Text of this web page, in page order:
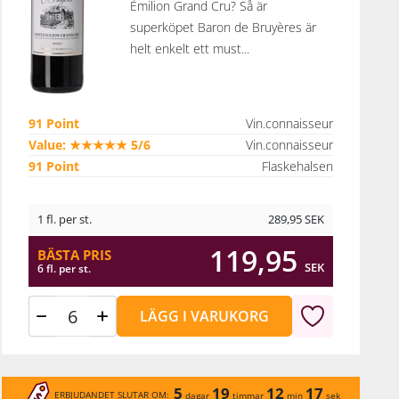
Émilion Grand Cru? Så är
superköpet Baron de Bruyères är
helt enkelt ett must...
91 Point
Vin.connaisseur
Value: ★★★★★ 5/6
Vin.connaisseur
91 Point
Flaskehalsen
1 fl. per st. 289,95SEK
BÄSTA PRIS
6 fl. per st. 119,95 SEK
LÄGG I VARUKORG
ERBJUDANDET SLUTAR OM: 5 dagar 19 timmar 12min 17 sek